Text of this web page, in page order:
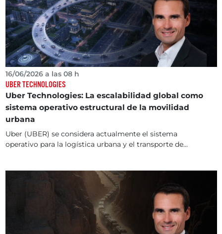
16/06/2026 a las 08 h
UBER TECHNOLOGIES
Uber Technologies: La escalabilidad global como
sistema operativo estructural de la movilidad
urbana
Uber (UBER) se considera actualmente el sistema
operativo para la logística urbana y el transporte de...